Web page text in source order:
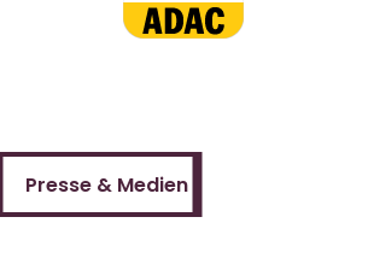
Presse & Medien
Presse & Medien